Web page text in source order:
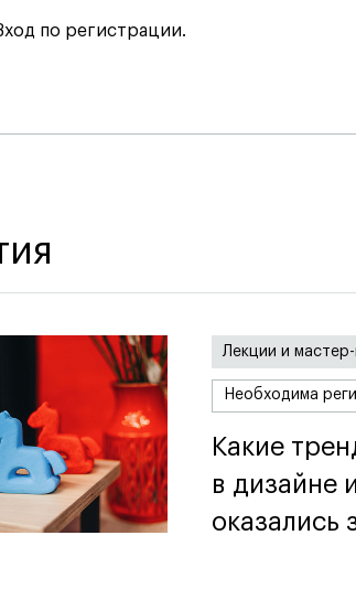
по регистрации.
Лекции и
Необходима
Какие
в дизайне
оказались
Какие
в дизайне
оказались